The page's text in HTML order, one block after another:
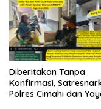
Diberitakan Tanpa
Konfirmasi,
Polres Cimahi dan